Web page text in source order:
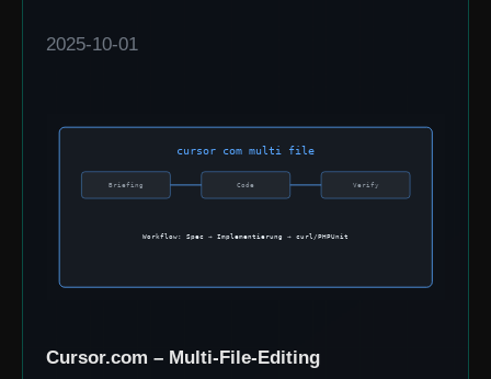
2025-10-01
Cursor.com – Multi-File-Editing